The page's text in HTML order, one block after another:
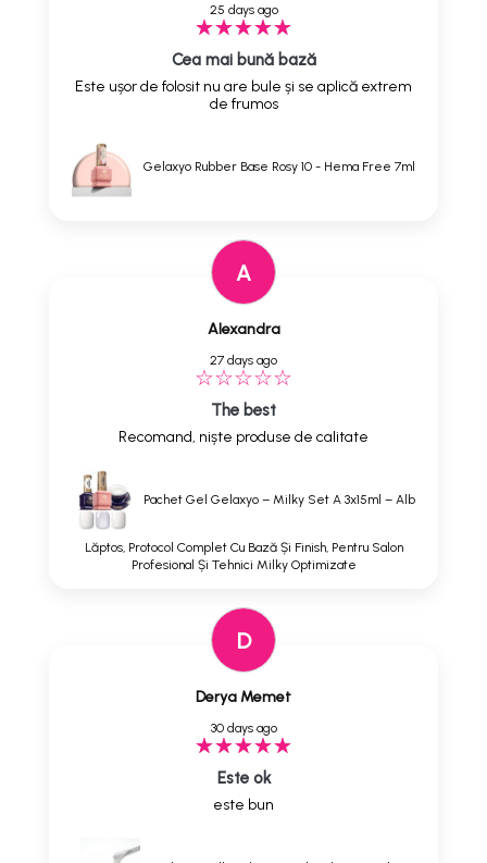
25 days ago
Cea mai bună bază
Este ușor de folosit nu are bule și se aplică extrem
de frumos
Gelaxyo Rubber Base Rosy 10 - Hema Free 7ml
A
Alexandra
27 days ago
The best
Recomand, niște produse de calitate
Pachet Gel Gelaxyo – Milky Set A 3x15ml – Alb
Lăptos, Protocol Complet Cu Bază Și Finish, Pentru Salon
Profesional Și Tehnici Milky Optimizate
D
Derya Memet
30 days ago
Este ok
este bun